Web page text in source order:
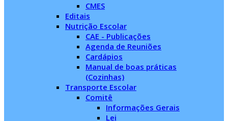
CMES
Editais
Nutrição Escolar
CAE - Publicações
Agenda de Reuniões
Cardápios
Manual de boas práticas
(Cozinhas)
Transporte Escolar
Comitê
Informações Gerais
Lei